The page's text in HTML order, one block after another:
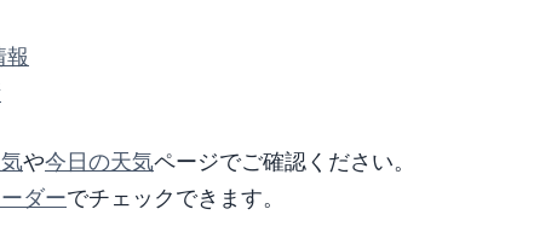
や今日の天気ページでご確認ください。
ダーでチェックできます。